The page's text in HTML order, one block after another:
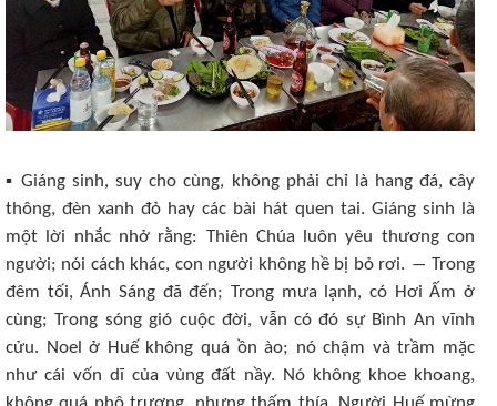
▪ Giáng sinh, suy cho cùng, không phải chỉ là hang đá, cây
thông, đèn xanh đỏ hay các bài hát quen tai. Giáng sinh là
một lời nhắc nhở rằng: Thiên Chúa luôn yêu thương con
người; nói cách khác, con người không hề bị bỏ rơi. ― Trong
đêm tối, Ánh Sáng đã đến; Trong mưa lạnh, có Hơi Ấm ở
cùng; Trong sóng gió cuộc đời, vẫn có đó sự Bình An vĩnh
cửu. Noel ở Huế không quá ồn ào; nó chậm và trầm mặc
như cái vốn dĩ của vùng đất nầy. Nó không khoe khoang,